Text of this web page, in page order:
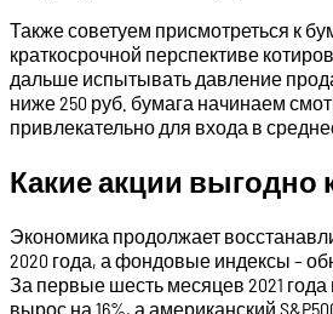
Также советуем присмотреться к
краткосрочной перспективе
дальше испытывать давление
ниже 250 руб. бумага начинаем
привлекательно для входа в
Какие акции выгодно
Экономика продолжает
2020 года, а фондовые индексы –
За первые шесть месяцев 2021
вырос на 16%, а американский